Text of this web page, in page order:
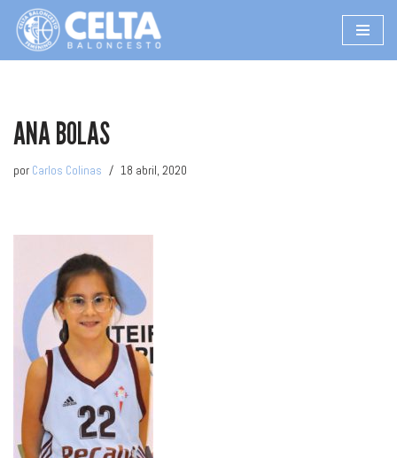
Saltar
ANA BOLAS
por Carlos Colinas 18 abril, 2020